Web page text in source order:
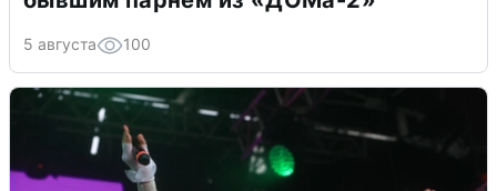
5 августа 100